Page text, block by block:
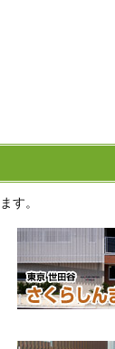
す。